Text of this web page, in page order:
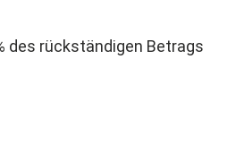
des rückständigen Betrags